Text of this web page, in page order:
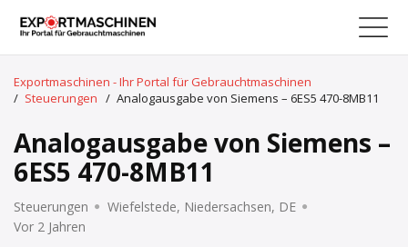
Exportmaschinen - Ihr Portal für Gebrauchtmaschinen
/ Steuerungen / Analogausgabe von Siemens – 6ES5 470-8MB11
Analogausgabe von Siemens –
6ES5 470-8MB11
Steuerungen
Wiefelstede, Niedersachsen, DE
Vor 2 Jahren